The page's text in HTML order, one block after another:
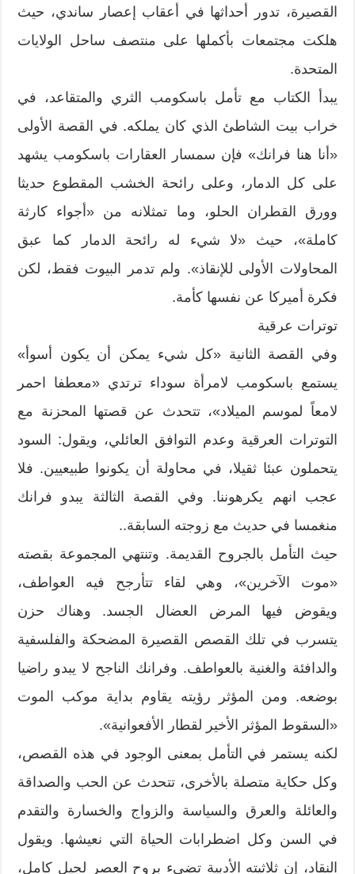
القصيرة، تدور أحداثها في أعقاب إعصار ساندي، حيث
هلكت مجتمعات بأكملها على منتصف ساحل الولايات
المتحدة.
يبدأ الكتاب مع تأمل باسكومب الثري والمتقاعد، في
خراب بيت الشاطئ الذي كان يملكه. في القصة الأولى
«أنا هنا فرانك» فإن سمسار العقارات باسكومب يشهد
على كل الدمار، وعلى رائحة الخشب المقطوع حديثا
وورق القطران الحلو، وما تمثلانه من «أجواء كارثة
كاملة»، حيث «لا شيء له رائحة الدمار كما عبق
المحاولات الأولى للإنقاذ». ولم تدمر البيوت فقط، لكن
فكرة أميركا عن نفسها كأمة.
توترات عرقية
وفي القصة الثانية «كل شيء يمكن أن يكون أسوأ»
يستمع باسكومب لامرأة سوداء ترتدي «معطفا احمر
لامعاً لموسم الميلاد»، تتحدث عن قصتها المحزنة مع
التوترات العرقية وعدم التوافق العائلي، ويقول: السود
يتحملون عبئا ثقيلا، في محاولة أن يكونوا طبيعيين. فلا
عجب انهم يكرهوننا. وفي القصة الثالثة يبدو فرانك
منغمسا في حديث مع زوجته السابقة..
حيث التأمل بالجروح القديمة. وتنتهي المجموعة بقصته
«موت الآخرين»، وهي لقاء تتأرجح فيه العواطف،
ويقوض فيها المرض العضال الجسد. وهناك حزن
يتسرب في تلك القصص القصيرة المضحكة والفلسفية
والدافئة والغنية بالعواطف. وفرانك الناجح لا يبدو راضيا
بوضعه. ومن المؤثر رؤيته يقاوم بداية موكب الموت
«السقوط المؤثر الأخير لقطار الأفعوانية».
لكنه يستمر في التأمل بمعنى الوجود في هذه القصص،
وكل حكاية متصلة بالأخرى، تتحدث عن الحب والصداقة
والعائلة والعرق والسياسة والزواج والخسارة والتقدم
في السن وكل اضطرابات الحياة التي نعيشها. ويقول
النقاد، إن ثلاثيته الأدبية تضيء بروح العصر لجيل كامل،